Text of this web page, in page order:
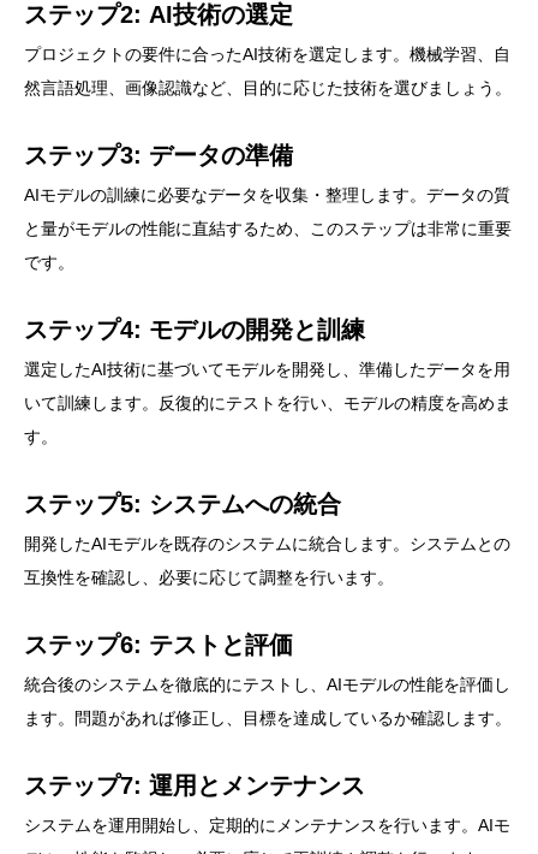
ステップ2: AI技術の選定
プロジェクトの要件に合ったAI技術を選定します。機械学習、自
然言語処理、画像認識など、目的に応じた技術を選びましょう。
ステップ3: データの準備
AIモデルの訓練に必要なデータを収集・整理します。データの質
と量がモデルの性能に直結するため、このステップは非常に重要
です。
ステップ4: モデルの開発と訓練
選定したAI技術に基づいてモデルを開発し、準備したデータを用
いて訓練します。反復的にテストを行い、モデルの精度を高めま
す。
ステップ5: システムへの統合
開発したAIモデルを既存のシステムに統合します。システムとの
互換性を確認し、必要に応じて調整を行います。
ステップ6: テストと評価
統合後のシステムを徹底的にテストし、AIモデルの性能を評価し
ます。問題があれば修正し、目標を達成しているか確認します。
ステップ7: 運用とメンテナンス
システムを運用開始し、定期的にメンテナンスを行います。AIモ